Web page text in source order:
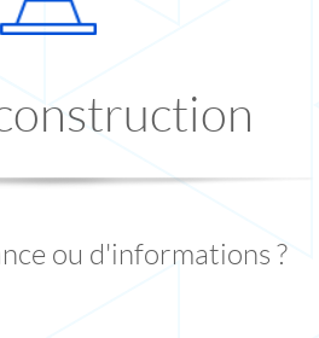
ou d'informations ?